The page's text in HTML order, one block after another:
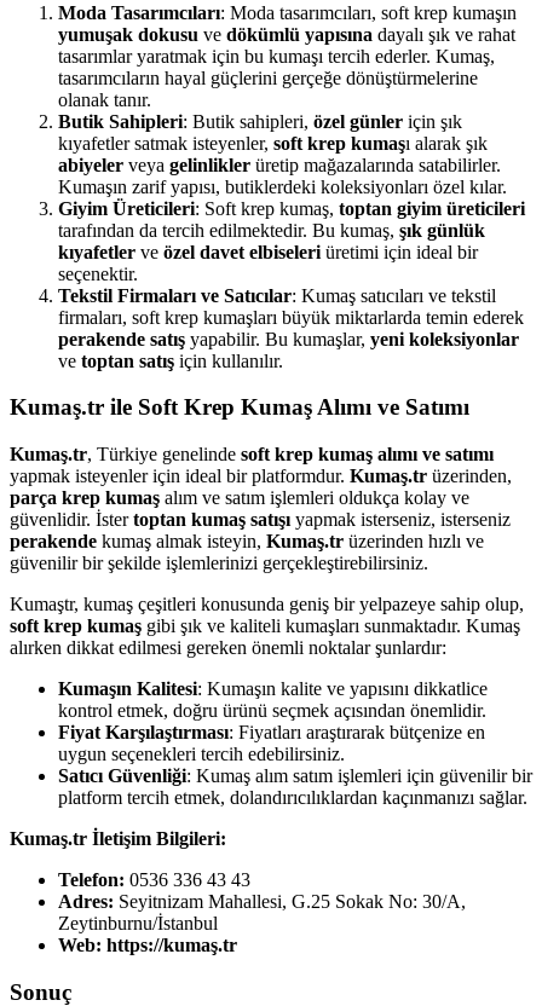
Moda Tasarımcıları: Moda tasarımcıları, soft krep kumaşın
yumuşak dokusu ve dökümlü yapısına dayalı şık ve rahat
tasarımlar yaratmak için bu kumaşı tercih ederler. Kumaş,
tasarımcıların hayal güçlerini gerçeğe dönüştürmelerine
olanak tanır.
Butik Sahipleri: Butik sahipleri, özel günler için şık
kıyafetler satmak isteyenler, soft krep kumaşı alarak şık
abiyeler veya gelinlikler üretip mağazalarında satabilirler.
Kumaşın zarif yapısı, butiklerdeki koleksiyonları özel kılar.
Giyim Üreticileri: Soft krep kumaş, toptan giyim üreticileri
tarafından da tercih edilmektedir. Bu kumaş, şık günlük
kıyafetler ve özel davet elbiseleri üretimi için ideal bir
seçenektir.
Tekstil Firmaları ve Satıcılar: Kumaş satıcıları ve tekstil
firmaları, soft krep kumaşları büyük miktarlarda temin ederek
perakende satış yapabilir. Bu kumaşlar, yeni koleksiyonlar
ve toptan satış için kullanılır.
Kumaş.tr ile Soft Krep Kumaş Alımı ve Satımı
Kumaş.tr, Türkiye genelinde soft krep kumaş alımı ve satımı
yapmak isteyenler için ideal bir platformdur. Kumaş.tr üzerinden,
parça krep kumaş alım ve satım işlemleri oldukça kolay ve
güvenlidir. İstertoptan kumaş satışı yapmak isterseniz, isterseniz
perakende kumaş almak isteyin, Kumaş.tr üzerinden hızlı ve
güvenilir bir şekilde işlemlerinizi gerçekleştirebilirsiniz.
Kumaştr, kumaş çeşitleri konusunda geniş bir yelpazeye sahip olup,
soft krep kumaş gibi şık ve kaliteli kumaşları sunmaktadır. Kumaş
alırken dikkat edilmesi gereken önemli noktalar şunlardır:
Kumaşın Kalitesi: Kumaşın kalite ve yapısını dikkatlice
kontrol etmek, doğru ürünü seçmek açısından önemlidir.
Fiyat Karşılaştırması: Fiyatları araştırarak bütçenize en
uygun seçenekleri tercih edebilirsiniz.
Satıcı Güvenliği: Kumaş alım satım işlemleri için güvenilir bir
platform tercih etmek, dolandırıcılıklardan kaçınmanızı sağlar.
Kumaş.tr İletişim Bilgileri:
Telefon: 0536 336 43 43
Adres: Seyitnizam Mahallesi, G.25 Sokak No: 30/A,
Zeytinburnu/İstanbul
Web: https://kumaş.tr
Sonuç